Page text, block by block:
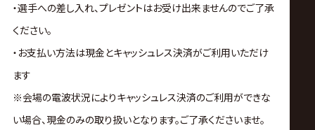
・選手への差し入れ、プレゼントはお受け出来ませんのでご了承
ください。
・お支払い方法は現金とキャッシュレス決済がご利用いただけ
ます
※会場の電波状況によりキャッシュレス決済のご利用ができな
い場合、現金のみの取り扱いとなります。ご了承くださいませ。